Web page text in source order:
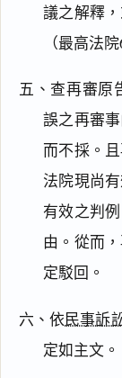
議之解釋
（最高法
五、查再審原
誤之再審
而不採。
法院現尚
有效之判
由。從而
定駁回。
六、依民事訴
定如主文。